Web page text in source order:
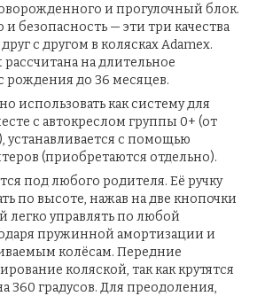
и прогулочный блок.
и безопасность — эти три качества
с другом в колясках Adamex.
на длительное
рождения до 36 месяцев.
использовать как систему для
с автокреслом группы 0+ (от
устанавливается с помощью
(приобретаются отдельно).
под любого родителя. Её ручку
по высоте, нажав на две кнопочки
легко управлять по любой
пружинной амортизации и
колёсам. Передние
коляской, так как крутятся
360 градусов. Для преодоления,